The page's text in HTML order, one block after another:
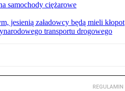
samochody ciężarowe
jesienią załadowcy będą mieli kłopot
transportu drogowego
REGULAMIN